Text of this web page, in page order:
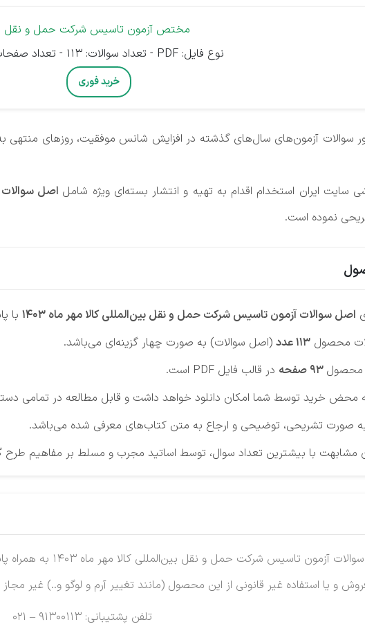
مختص آزمون تاسیس شرکت حمل و نقل
نوع فایل: PDF - تعداد سوالات: 113 - تعداد صفحات: 93
خرید فوری
سوالات آزمون‌های سال‌های گذشته در افزایش شانس موفقیت، روزهای منتهی
سایت ایران استخدام اقدام به تهیه و انتشار بسته‌ای ویژه شامل اصل سوالات
نموده است.
اصل سوالات آزمون تاسیس شرکت حمل و نقل بین‌المللی کالا مهر ماه 1403 با
محصول 113 عدد (اصل سوالات) به صورت چهار گزینه‌ای می‌باشد.
محصول در قالب فایل PDF است.
خرید توسط شما امکان دانلود خواهد داشت و قابل مطالعه در تمامی
صورت تشریحی، توضیحی و ارجاع به متن کتاب‌های معرفی شده می‌باشد.
مشابهت با بیشترین تعداد سوال، توسط اساتید مجرب و مسلط بر مفاهیم طرح
تاسیس شرکت حمل و نقل بین‌المللی کالا مهر ماه 1403 به همراه پاسخ تشریحی،
و یا استفاده غیر قانونی از این محصول (مانند تغییر آرم و لوگو و..) غیر مجاز
تلفن پشتیبانی: 91300113 – 021